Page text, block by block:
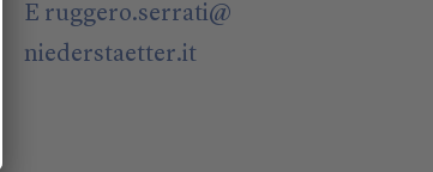
E ruggero.serrati@
niederstaetter.it